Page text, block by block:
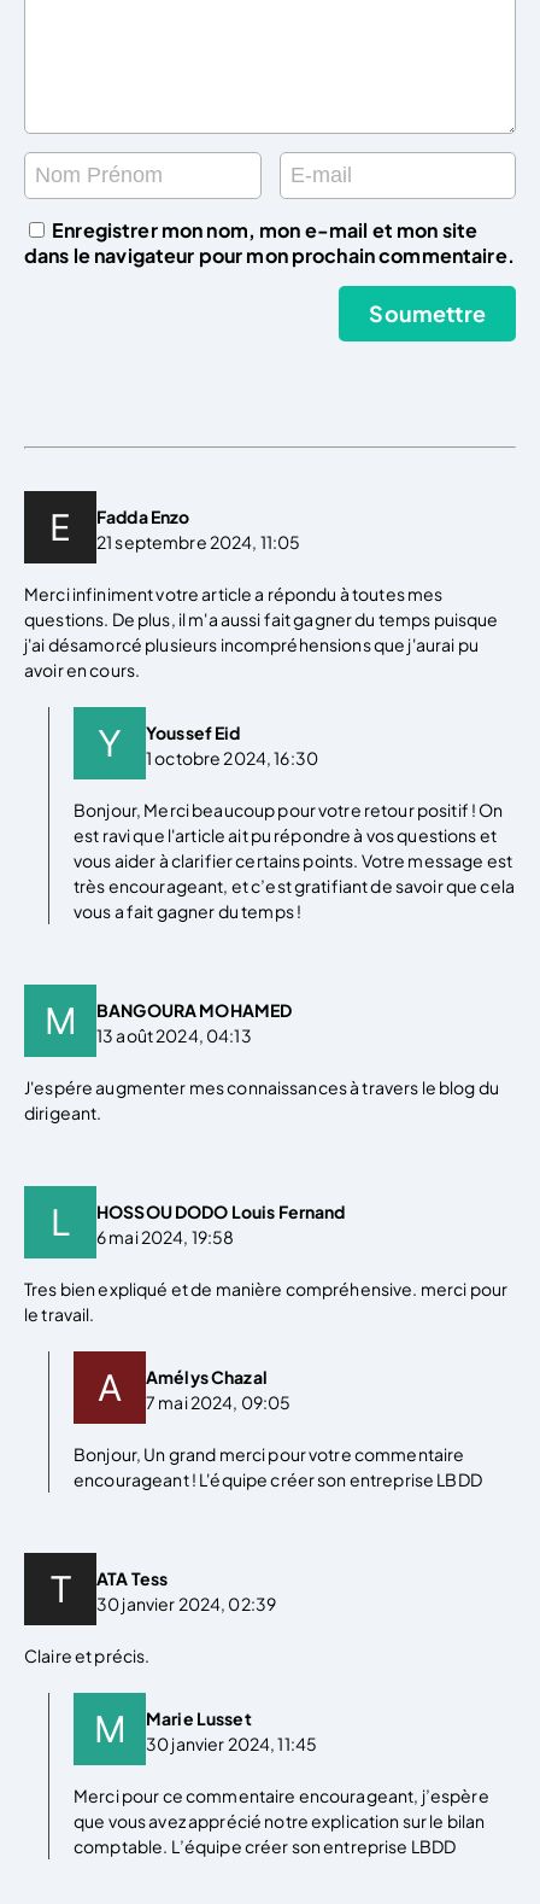
Enregistrer mon nom, mon e-mail et mon site
dans le navigateur pour mon prochain commentaire.
Fadda Enzo
21 septembre 2024, 11:05
Merci infiniment votre article a répondu à toutes mes
questions. De plus, il m'a aussi fait gagner du temps puisque
j'ai désamorcé plusieurs incompréhensions que j'aurai pu
avoir en cours.
Youssef Eid
1 octobre 2024, 16:30
Bonjour, Merci beaucoup pour votre retour positif ! On
est ravi que l'article ait pu répondre à vos questions et
vous aider à clarifier certains points. Votre message est
très encourageant, et c’est gratifiant de savoir que cela
vous a fait gagner du temps !
BANGOURA MOHAMED
13 août 2024, 04:13
J'espére augmenter mes connaissances à travers le blog du
dirigeant.
HOSSOU DODO Louis Fernand
6 mai 2024, 19:58
Tres bien expliqué et de manière compréhensive. merci pour
le travail.
Amélys Chazal
7 mai 2024, 09:05
Bonjour, Un grand merci pour votre commentaire
encourageant ! L'équipe créer son entreprise LBDD
ATA Tess
30 janvier 2024, 02:39
Claire et précis.
Marie Lusset
30 janvier 2024, 11:45
Merci pour ce commentaire encourageant, j’espère
que vous avez apprécié notre explication sur le bilan
comptable. L’équipe créer son entreprise LBDD